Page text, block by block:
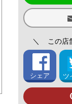
＼ この店
シェア ツ